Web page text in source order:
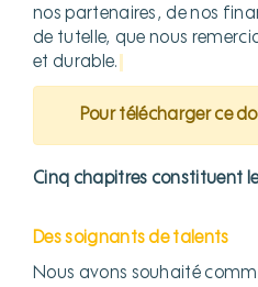
nos partenaires, de nos
de tutelle, que nous
et durable.
Pour télécharger ce
Cinq chapitres constituent
Des soignants de talents
Nous avons souhaité